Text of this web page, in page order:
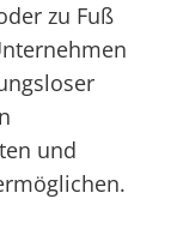
zu Fuß
und